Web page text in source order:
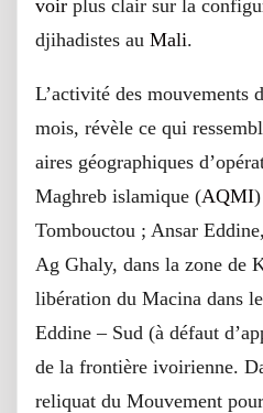
voir plus clair sur la
djihadistes au Mali.
L’activité des mouvements
mois, révèle ce qui
aires géographiques
Maghreb islamique (AQMI
Tombouctou ; Ansar
Ag Ghaly, dans la zone de
libération du Macina dans le
Eddine – Sud (à défaut
de la frontière ivoirienne.
reliquat du Mouvement